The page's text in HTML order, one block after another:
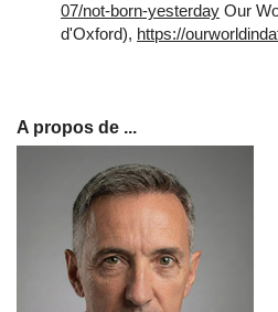
07/not-born-yesterday Our
d'Oxford), https://
A propos de ...